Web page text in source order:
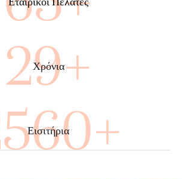
Εταιρικοί Πελάτες
31+
Χρόνια
Εισιτήρια